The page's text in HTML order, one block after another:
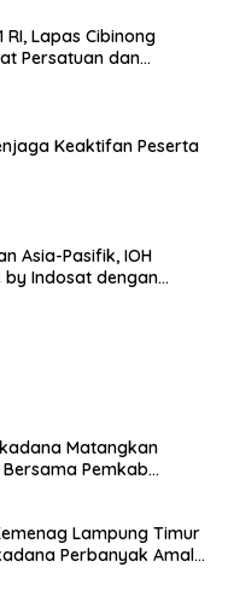
RI, Lapas Cibinong
Persatuan dan
Keaktifan Peserta
Asia-Pasifik, IOH
by Indosat dengan
Matangkan
Pemkab
Lampung Timur
Perbanyak Amal